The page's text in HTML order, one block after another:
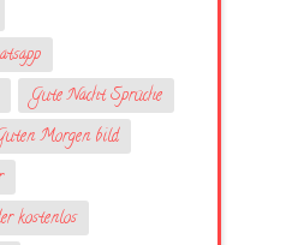
Gute Nacht Sprüche
Morgen bild
kostenlos